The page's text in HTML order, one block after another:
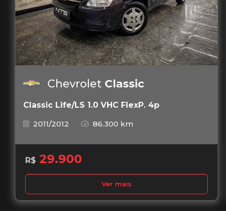
Chevrolet Classic
Classic Life/LS 1.0 VHC FlexP. 4p
2011/2012
86.300 km
R$ 29.900
Ver mais